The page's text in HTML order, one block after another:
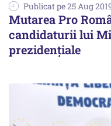
Publicat pe 25 Aug
Mutarea Pro
candidaturii lui
prezidențiale